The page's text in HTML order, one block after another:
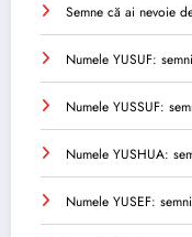
Semne că ai nevoie
Numele YUSUF:
Numele YUSSUF:
Numele YUSHUA:
Numele YUSEF: